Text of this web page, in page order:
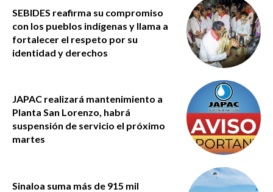
SEBIDES reafirma su compromiso
con los pueblos indígenas y llama a
fortalecer el respeto por su
identidad y derechos
JAPAC realizará mantenimiento a
Planta San Lorenzo, habrá
suspensión de servicio el próximo
martes
Sinaloa suma más de 915 mil